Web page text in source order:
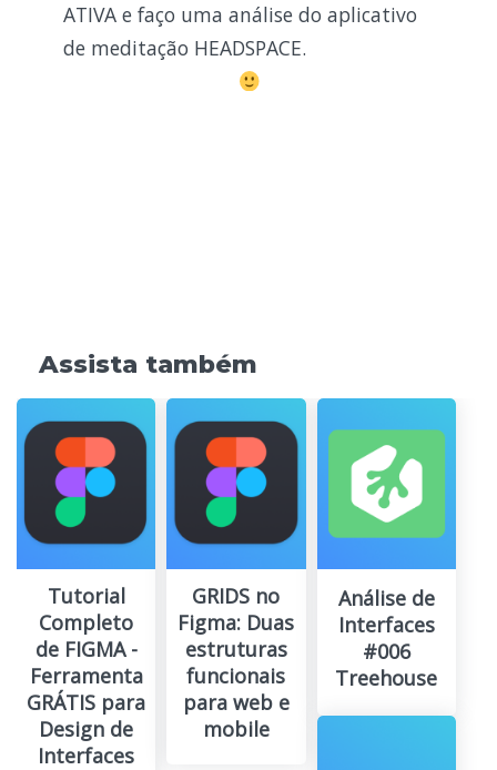
ATIVA e faço uma análise do aplicativo
de meditação HEADSPACE.
Assista também
Tutorial
Completo
de FIGMA -
Ferramenta
GRÁTIS para
Design de
Interfaces
GRIDS no
Figma: Duas
estruturas
funcionais
para web e
mobile
Análise de
Interfaces
#006
Treehouse